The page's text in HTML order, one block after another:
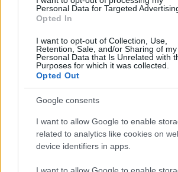
Personal Data for Targeted
Opted In
I want to opt-out of Collection, Use,
Retention, Sale, and/or Sharing of my
Personal Data that Is Unrelated with
Purposes for which it was collected.
Opted Out
Google consents
I want to allow Google to enable
related to analytics like cookies on
device identifiers in apps.
SŁOWNIK
OFERTA
PROGRAM PARTNERSKI
ZAPISZ SIĘ NA NEWSLETTER
BLOG